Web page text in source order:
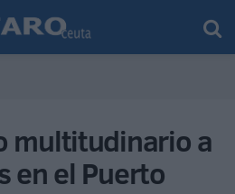
multitudinario a
en el Puerto